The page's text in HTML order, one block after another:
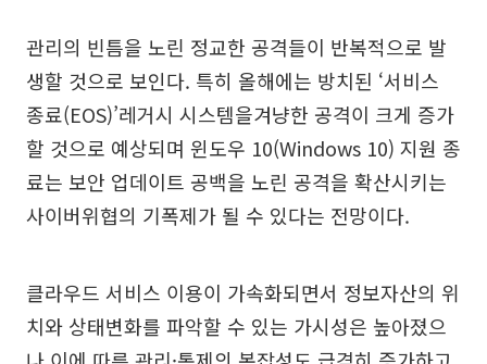
관리의 빈틈을 노린 정교한 공격들이 반복적으로 발
생할 것으로 보인다. 특히 올해에는 방치된 ‘서비스
종료(EOS)’레거시 시스템을겨냥한 공격이 크게 증가
할 것으로 예상되며 윈도우 10(Windows 10) 지원 종
료는 보안 업데이트 공백을 노린 공격을 확산시키는
사이버위협의 기폭제가 될 수 있다는 전망이다.
클라우드 서비스 이용이 가속화되면서 정보자산의 위
치와 상태변화를 파악할 수 있는 가시성은 높아졌으